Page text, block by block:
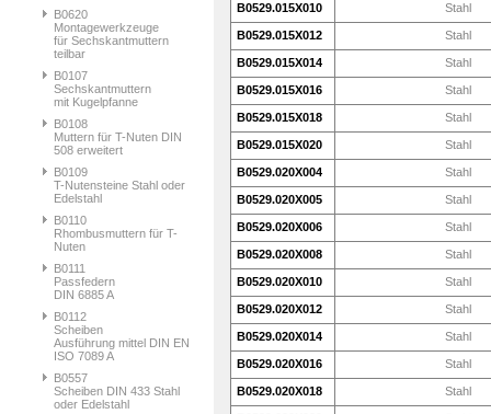
B0620
Montagewerkzeuge
für Sechskantmuttern
teilbar
B0107
Sechskantmuttern
mit Kugelpfanne
B0108
Muttern für T-Nuten DIN
508 erweitert
B0109
T-Nutensteine Stahl oder
Edelstahl
B0110
Rhombusmuttern für T-
Nuten
B0111
Passfedern
DIN 6885 A
B0112
Scheiben
Ausführung mittel DIN EN
ISO 7089 A
B0557
Scheiben DIN 433 Stahl
oder Edelstahl
B0529.015X010 Stahl
B0529.015X012 Stahl
B0529.015X014 Stahl
B0529.015X016 Stahl
B0529.015X018 Stahl
B0529.015X020 Stahl
B0529.020X004 Stahl
B0529.020X005 Stahl
B0529.020X006 Stahl
B0529.020X008 Stahl
B0529.020X010 Stahl
B0529.020X012 Stahl
B0529.020X014 Stahl
B0529.020X016 Stahl
B0529.020X018 Stahl